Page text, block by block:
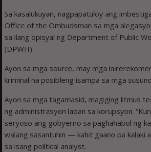
Sa kasalukuyan, nagpapatuloy ang
Office of the Ombudsman sa mga
sa ilang opisyal ng Department of Public
(DPWH).
Ayon sa mga source, may mga
kriminal na posibleng isampa sa mga
Ayon sa mga tagamasid, magiging litmus
ng administrasyon laban sa korupsyon.
seryoso ang gobyerno sa paghahabol ng
walang sasantuhin — kahit gaano pa kalaki
sa isang political analyst.